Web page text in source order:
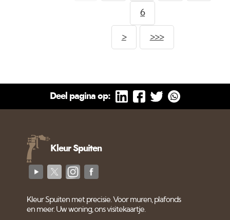
Amsterdam neemt het
stukaddoor en al het
schilder en spuitwerk
voor zijn rekening.
Vandaag gestart met de
6
> >>>
Deel pagina op:
Kleur Spuiten
Kleur Spuiten met precisie. Voor muren, plafonds
en meer. Uw woning, ons visitekaartje.